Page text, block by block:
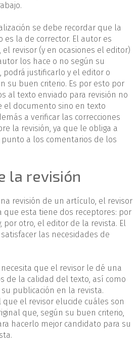
se debe recordar que la
es la de corrector. El autor es
revisor (y en ocasiones el editor)
los hace o no según su
podrá justificarlo y el editor o
su buen criterio. Es por esto por
al texto enviado para revisión no
el documento sino en texto
a verificar las correcciones
la revisión, ya que le obliga a
a los comentarios de los
la revisión
revisión de un artículo, el revisor
que esta tiene dos receptores: por
por otro, el editor de la revista. El
las necesidades de
que el revisor le dé una
de la calidad del texto, así como
publicación en la revista.
que el revisor elucide cuáles son
que, según su buen criterio,
hacerlo mejor candidato para su